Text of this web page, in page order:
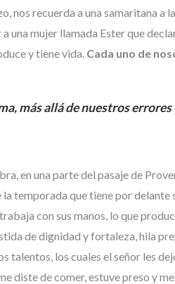
nos recuerda a una samaritana
mujer llamada Ester que
y tiene vida. Cada uno de
más allá de nuestros
en una parte del pasaje de
temporada que tiene por
con sus manos, lo que
de dignidad y fortaleza, hila
talentos, los cuales el señor les
diste de comer, estuve preso y